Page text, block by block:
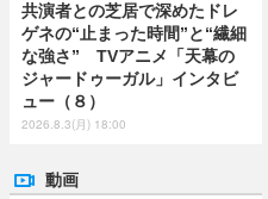
共演者との芝居で深めたドレ
ゲネの“止まった時間”と“繊細
な強さ” TVアニメ「天幕の
ジャードゥーガル」インタビ
ュー（８）
2026.8.3(月) 18:00
動画